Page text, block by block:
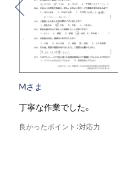
Sさま
予定時間通りに工事して
き、ご丁寧な説明を受け